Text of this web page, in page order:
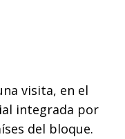
visita, en el
integrada por
del bloque.